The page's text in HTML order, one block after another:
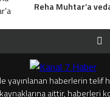
Reha Muhtar’a
yayınlanan haberlerin telif
aittir, haberleri